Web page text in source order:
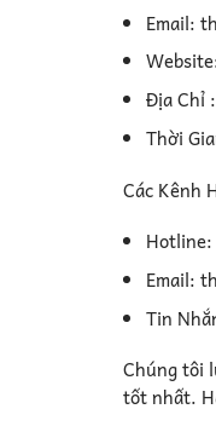
Email:
Địa Chỉ
Thời
Các Kênh
Email:
Tin
Chúng tôi
tốt nhất.